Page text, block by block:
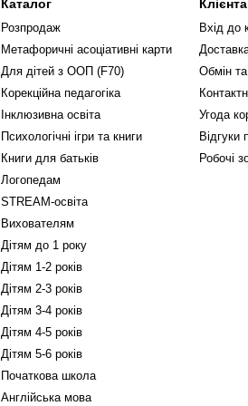
Каталог
Розпродаж
Метафоричні асоціативні карти
Для дітей з ООП (F70)
Корекційна педагогіка
Інклюзивна освіта
Психологічні ігри та книги
Книги для батьків
Логопедам
STREAM-освіта
Вихователям
Дітям до 1 року
Дітям 1-2 років
Дітям 2-3 років
Дітям 3-4 років
Дітям 4-5 років
Дітям 5-6 років
Початкова школа
Англійська мова
Вхід до
Обмін
Угода
Відгуки
Робочі